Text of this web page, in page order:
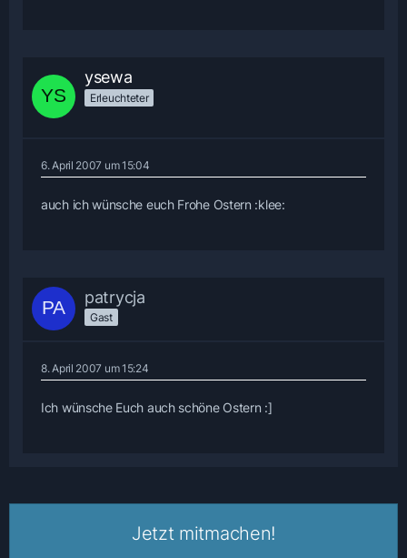
ysewa
Erleuchteter
6. April 2007 um 15:04
auch ich wünsche euch Frohe Ostern :klee:
patrycja
Gast
8. April 2007 um 15:24
Ich wünsche Euch auch schöne Ostern :]
Jetzt mitmachen!